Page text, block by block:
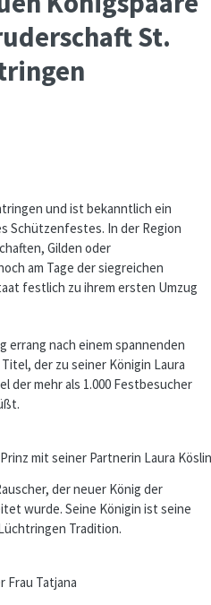
St.
und ist bekanntlich ein
Schützenfestes. In der Region
Gilden oder
am Tage der siegreichen
festlich zu ihrem ersten Umzug
errang nach einem spannenden
der zu seiner Königin Laura
der mehr als 1.000 Festbesucher
mit seiner Partnerin Laura
der neuer König der
wurde. Seine Königin ist seine
Tradition.
Frau Tatjana